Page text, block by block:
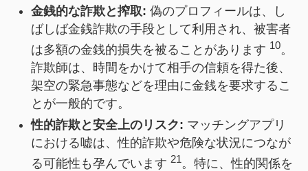
金銭的な詐欺と搾取: 偽のプロフィールは、し
ばしば金銭詐欺の手段として利用され、被害者
は多額の金銭的損失を被ることがあります 10。
詐欺師は、時間をかけて相手の信頼を得た後、
架空の緊急事態などを理由に金銭を要求するこ
とが一般的です。
性的詐欺と安全上のリスク: マッチングアプリ
における嘘は、性的詐欺や危険な状況につなが
る可能性も孕んでいます 21。特に、性的関係を